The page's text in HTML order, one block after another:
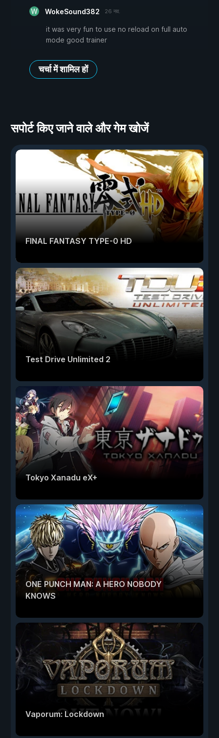
WokeSound382 26 नव.
it was very fun to use no reload on full auto
mode good trainer
चर्चा में शामिल हों
सपोर्ट किए जाने वाले और गेम खोजें
FINAL FANTASY TYPE-0 HD
Test Drive Unlimited 2
Tokyo Xanadu eX+
ONE PUNCH MAN: A HERO NOBODY
KNOWS
Vaporum: Lockdown